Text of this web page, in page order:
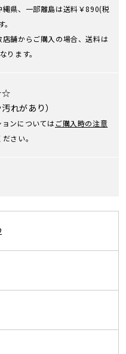
県、一部離島は送料￥890(税
舗からご購入の場合、送料は
ります。
れがあり）
ンについてはご購入時の注意
さい。